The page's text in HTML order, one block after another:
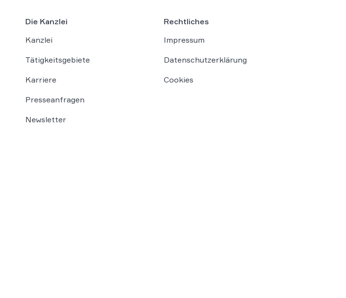
Die Kanzlei
Kanzlei
Tätigkeitsgebiete
Karriere
Presseanfragen
Newsletter
Rechtliches
Impressum
Datenschutzerklärung
Cookies